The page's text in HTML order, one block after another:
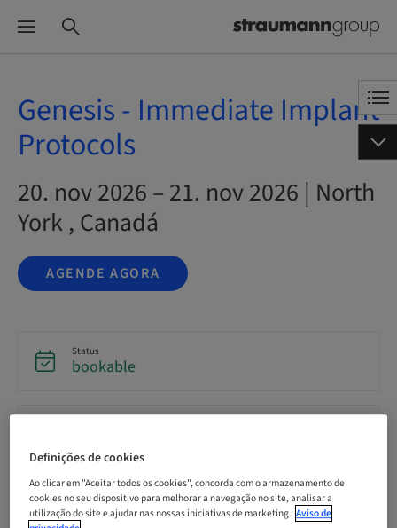
Genesis - Immediate Implant
Protocols
20. nov 2026 – 21. nov 2026 | North
York , Canadá
AGENDE AGORA
Status
bookable
Preço por participante (impostos locais aplicáveis)
CAD 1999.00
Definições de cookies
Ao clicar em "Aceitar todos os cookies", concorda com o armazenamento de
cookies no seu dispositivo para melhorar a navegação no site, analisar a
utilização do site e ajudar nas nossas iniciativas de marketing. Aviso de